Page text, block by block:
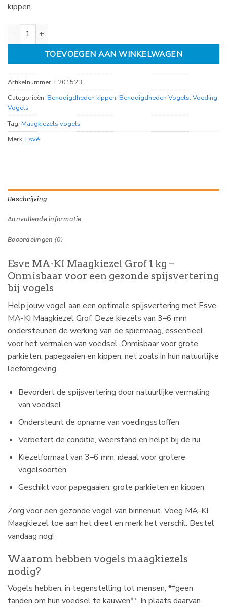
kippen.
Maagkiezel grof, 1 kg aantal
TOEVOEGEN AAN WINKELWAGEN
Artikelnummer: E201523
Categorieën: Benodigdheden kippen, Benodigdheden Vogels, Voeding
Vogels
Tag: Maagkiezels vogels
Merk: Esvé
Beschrijving
Aanvullende informatie
Beoordelingen (0)
Esve MA-KI Maagkiezel Grof 1 kg –
Onmisbaar voor een gezonde spijsvertering
bij vogels
Help jouw vogel aan een optimale spijsvertering met Esve
MA-KI Maagkiezel Grof. Deze kiezels van 3–6 mm
ondersteunen de werking van de spiermaag, essentieel
voor het vermalen van voedsel. Onmisbaar voor grote
parkieten, papegaaien en kippen, net zoals in hun natuurlijke
leefomgeving.
Bevordert de spijsvertering door natuurlijke vermaling
van voedsel
Ondersteunt de opname van voedingsstoffen
Verbetert de conditie, weerstand en helpt bij de rui
Kiezelformaat van 3–6 mm: ideaal voor grotere
vogelsoorten
Geschikt voor papegaaien, grote parkieten en kippen
Zorg voor een gezonde vogel van binnenuit. Voeg MA-KI
Maagkiezel toe aan het dieet en merk het verschil. Bestel
vandaag nog!
Waarom hebben vogels maagkiezels
nodig?
Vogels hebben, in tegenstelling tot mensen, **geen
tanden om hun voedsel te kauwen**. In plaats daarvan